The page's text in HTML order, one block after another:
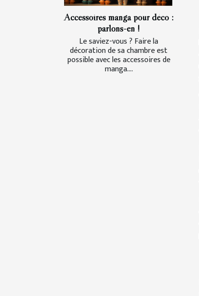
Accessoires manga pour déco :
parlons-en !
Le saviez-vous ? Faire la
décoration de sa chambre est
possible avec les accessoires de
manga....